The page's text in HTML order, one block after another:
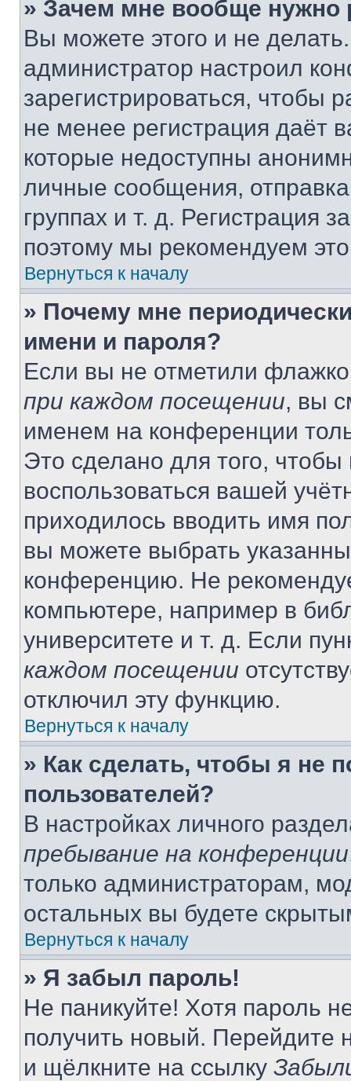
» Зачем мне вообще нужно
Вы можете этого и не
администратор настроил
зарегистрироваться, чтобы
не менее регистрация даёт
которые недоступны
личные сообщения,
группах и т. д. Регистрация
поэтому мы рекомендуем
Вернуться к началу
» Почему мне
имени и пароля?
Если вы не отметили
при каждом посещении, вы
именем на конференции
Это сделано для того, чтобы
воспользоваться вашей
приходилось вводить имя
вы можете выбрать
конференцию. Не
компьютере, например в
университете и т. д. Если
каждом посещении
отключил эту функцию.
Вернуться к началу
» Как сделать, чтобы я не
пользователей?
В настройках личного
пребывание на конференции
только администраторам,
остальных вы будете
Вернуться к началу
» Я забыл пароль!
Не паникуйте! Хотя пароль
получить новый. Перейдите
и щёлкните на ссылку